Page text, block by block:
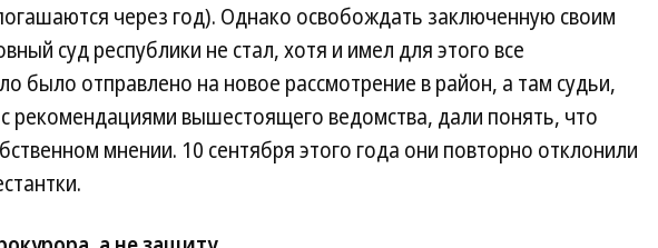
через год). Однако освобождать заключенную своим
суд республики не стал, хотя и имел для этого все
было отправлено на новое рассмотрение в район, а там судьи,
рекомендациями вышестоящего ведомства, дали понять, что
мнении. 10 сентября этого года они повторно отклонили